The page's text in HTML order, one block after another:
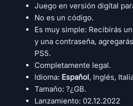
Juego en versión digital
No es un código.
Es muy simple: Recibirás
y una contraseña,
PS5.
Completamente legal.
Idioma: Español, Inglés,
Tamaño: ?¿GB.
Lanzamiento: 02.12.2022